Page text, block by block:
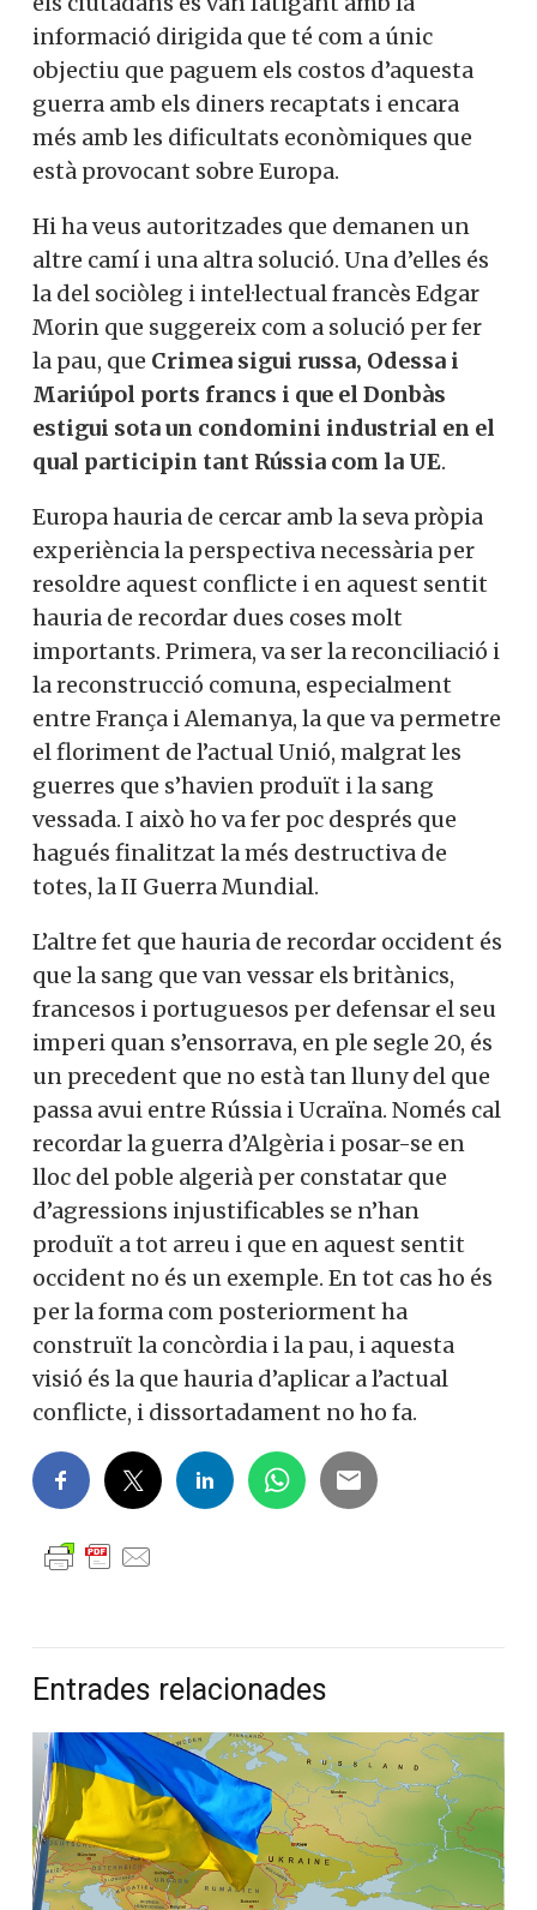
informació dirigida que té com a únic
objectiu que paguem els costos d’aquesta
guerra amb els diners recaptats i encara
més amb les dificultats econòmiques que
està provocant sobre Europa.
Hi ha veus autoritzades que demanen un
altre camí i una altra solució. Una d’elles és
la del sociòleg i intel·lectual francès Edgar
Morin que suggereix com a solució per fer
la pau, que Crimea sigui russa, Odessa i
Mariúpol ports francs i que el Donbàs
estigui sota un condomini industrial en el
qual participin tant Rússia com la UE.
Europa hauria de cercar amb la seva pròpia
experiència la perspectiva necessària per
resoldre aquest conflicte i en aquest sentit
hauria de recordar dues coses molt
importants. Primera, va ser la reconciliació i
la reconstrucció comuna, especialment
entre França i Alemanya, la que va permetre
el floriment de l’actual Unió, malgrat les
guerres que s’havien produït i la sang
vessada. I això ho va fer poc després que
hagués finalitzat la més destructiva de
totes, la II Guerra Mundial.
L’altre fet que hauria de recordar occident és
que la sang que van vessar els britànics,
francesos i portuguesos per defensar el seu
imperi quan s’ensorrava, en ple segle 20, és
un precedent que no està tan lluny del que
passa avui entre Rússia i Ucraïna. Només cal
recordar la guerra d’Algèria i posar-se en
lloc del poble algerià per constatar que
d’agressions injustificables se n’han
produït a tot arreu i que en aquest sentit
occident no és un exemple. En tot cas ho és
per la forma com posteriorment ha
construït la concòrdia i la pau, i aquesta
visió és la que hauria d’aplicar a l’actual
conflicte, i dissortadament no ho fa.
Entrades relacionades